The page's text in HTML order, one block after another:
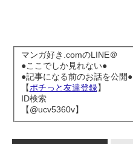
マンガ好き.comのLINE＠
●ここでしか見れない●
●記事になる前のお話を公開●
【ポチっと友達登録】
ID検索
【@ucv5360v】